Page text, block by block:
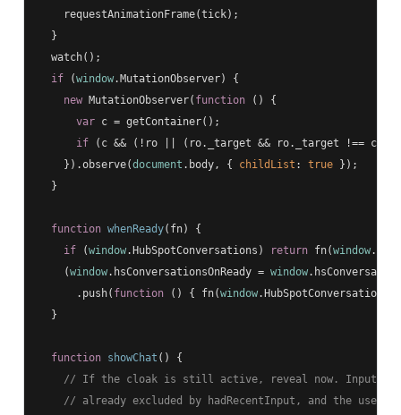
    requestAnimationFrame(tick);
  }
  watch();
if (window.MutationObserver) {
new MutationObserver( function ( )
{
var c = getContainer();
if (c && (!ro || (ro._target && ro._target !== c)))
    }).observe(
document .body, { childList : true });
  }
function whenReady( fn)
{
if (window.HubSpotConversations) return fn(window
    (
window.hsConversationsOnReady = window
      .push(
function ( ) { fn(window
  }
function showChat ( )
{
// If the cloak is still active, reveal now. Input-
// already excluded by hadRecentInput, and the user